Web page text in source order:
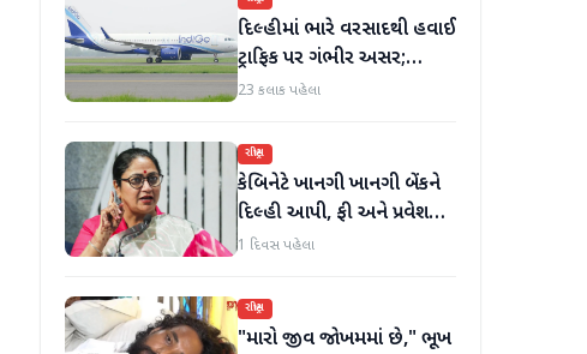
દિલ્હીમાં ભારે વરસાદથી હવાઈ
ટ્રાફિક પર ગંભીર અસર;
ઈન્ડિગોએ મુસાફરો માટે
23 કલાક પહેલા
રાષ્ટ્રીય
કેબિનેટે ખાનગી ખાનગી બેંકને
દિલ્હી આપી, ફી અને પ્રવેશ
માટે નવા નિયમો વિશે જાણો
1 દિવસ પહેલા
રાષ્ટ્રીય
"મારો જીવ જોખમમાં છે," ભૂખ